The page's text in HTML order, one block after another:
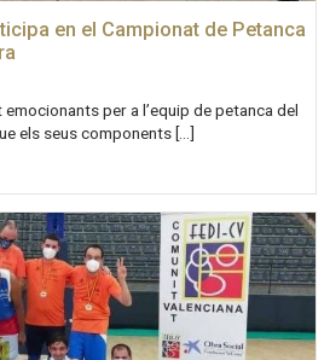
en el Campionat de Petanca
per a l’equip de petanca del
els seus components […]